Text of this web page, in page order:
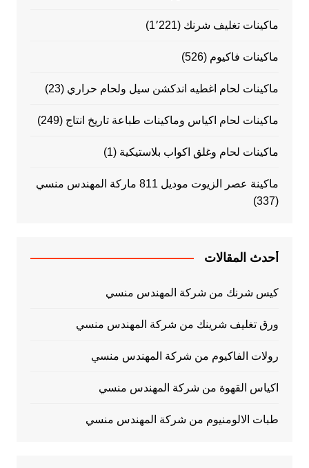
ماكينات تغليف شرنك (1٬221)
ماكينات فاكيوم (526)
ماكينات لحام اغطيه اندكشن سيل ولحام حراري (23)
ماكينات لحام اكياس وماكينات طباعة تاريخ انتاج (249)
ماكينات لحام وغلق اكواب بلاستيكية (1)
ماكينة عصر الزيوت موديل 811 ماركة المهندس منسي
(337)
أحدث المقالات
كيس شرنك من شركة المهندس منسي
ورق تغليف شرينك من شركة المهندس منسي
رولات الفاكيوم من شركة المهندس منسي
اكياس القهوة من شركة المهندس منسي
طبات الالومنيوم من شركة المهندس منسي